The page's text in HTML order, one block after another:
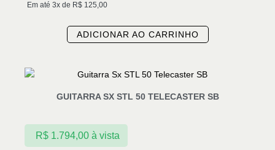
Em até 3x de R$ 125,00
ADICIONAR AO CARRINHO
GUITARRA SX STL 50 TELECASTER SB
R$1.794,00 à vista